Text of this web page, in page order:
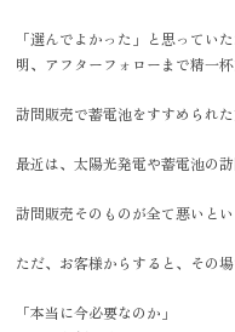
「選んでよかった」と思ってい
明、アフターフォローまで精一杯
訪問販売で蓄電池をすすめられ
最近は、太陽光発電や蓄電池の
訪問販売そのものが全て悪いとい
ただ、お客様からすると、その場
「本当に今必要なのか」